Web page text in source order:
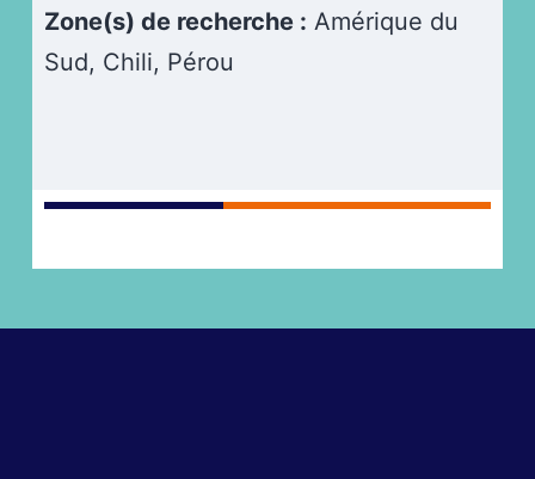
Zone(s) de recherche : Amérique du
Sud, Chili, Pérou